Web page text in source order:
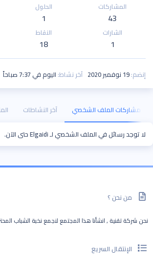
المشاركات
43
الحلول
1
الشارات
1
النقاط
18
إنضم 19 نوفمبر 2020 آخر نشاط اليوم في 7:37 صباحاً
مشاركات الملف الشخصي آخر النشاطات
لا توجد رسائل في الملف الشخصي لـ Elgaidi حتى الآن.
من نحن ؟
نحن شركة تقنية , انشأنا هذا المجتمع لنجمع نخبة الشباب
الإنتقال السريع